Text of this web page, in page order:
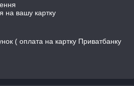
на вашу картку
( оплата на картку Приватбанку